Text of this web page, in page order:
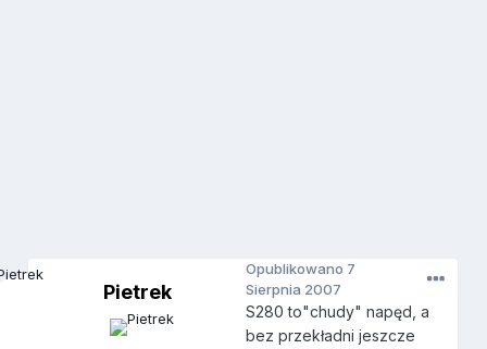
Pietrek
Opublikowano 7
Sierpnia 2007
S280 to"chudy" napęd, a
bez przekładni jeszcze